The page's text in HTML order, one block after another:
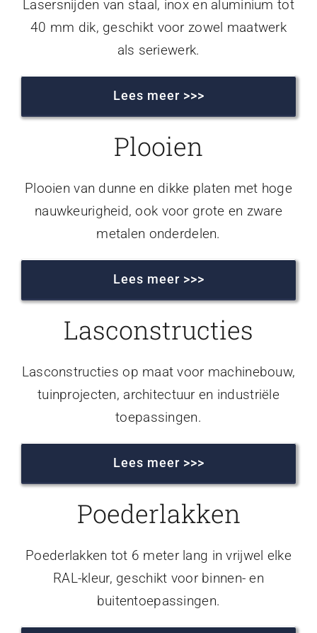
Lasersnijden van staal, inox en aluminium tot
40 mm dik, geschikt voor zowel maatwerk
als seriewerk.
Lees meer >>>
Plooien
Plooien van dunne en dikke platen met hoge
nauwkeurigheid, ook voor grote en zware
metalen onderdelen.
Lees meer >>>
Lasconstructies
Lasconstructies op maat voor machinebouw,
tuinprojecten, architectuur en industriële
toepassingen.
Lees meer >>>
Poederlakken
Poederlakken tot 6 meter lang in vrijwel elke
RAL-kleur, geschikt voor binnen- en
buitentoepassingen.